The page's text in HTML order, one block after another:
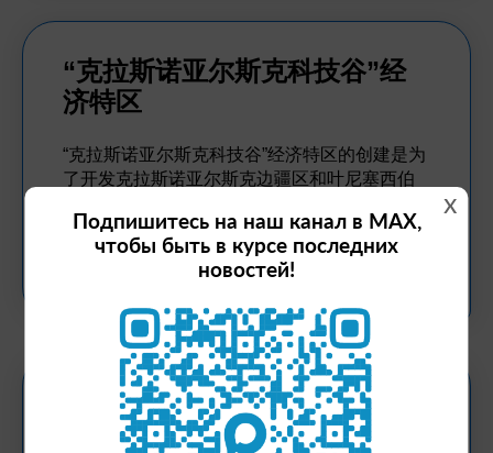
“克拉斯诺亚尔斯克科技谷”经
济特区
“克拉斯诺亚尔斯克科技谷”经济特区的创建是为
了开发克拉斯诺亚尔斯克边疆区和叶尼塞西伯
术潜力，以符合所有居民的利益。
「西伯利亞機械工程」產業集
Подпишитесь на наш канал в MAX,
чтобы быть в курсе последних
новостей!
x